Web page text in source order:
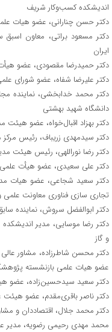
اندیشکده کسب‌وکار شریف
دکتر حسن چنارانی، عضو هیات
دکتر مسعود براتی، معاون
ایران
دکتر حمیدرضا مقصودی، عضو
دکتر علیرضا شفاه، عضو شورای
دکتر محمد خدابخشی، نماینده
دانشگاه شهید بهشتی
دکتر بهزاد اقبال‌خواه، عضو هیئت
دکتر سیدمهدی زریباف، رئیس
دکتر رضا نوراللهی، رئیس هیئت
دکتر علی سعیدی، عضو هیأت علمی
دکتر سعید شجاعی، عضو هیات
تجاری سازی فناوری معاونت
دکتر ابوالفضل سروش، نماینده
دکتر رضا موسایی، مدیر
و گاز
دکتر محسن شاطرزاده، مشاور
عضو هیات علمی بازنشسته
دکتر سعید سیدحسین‌زاده، عضو
دکتر ناصر باقری‌مقدم، عضو
دکتر محمد جلال، اقتصاددان و
محمد مهدی رحیمی رضویه،